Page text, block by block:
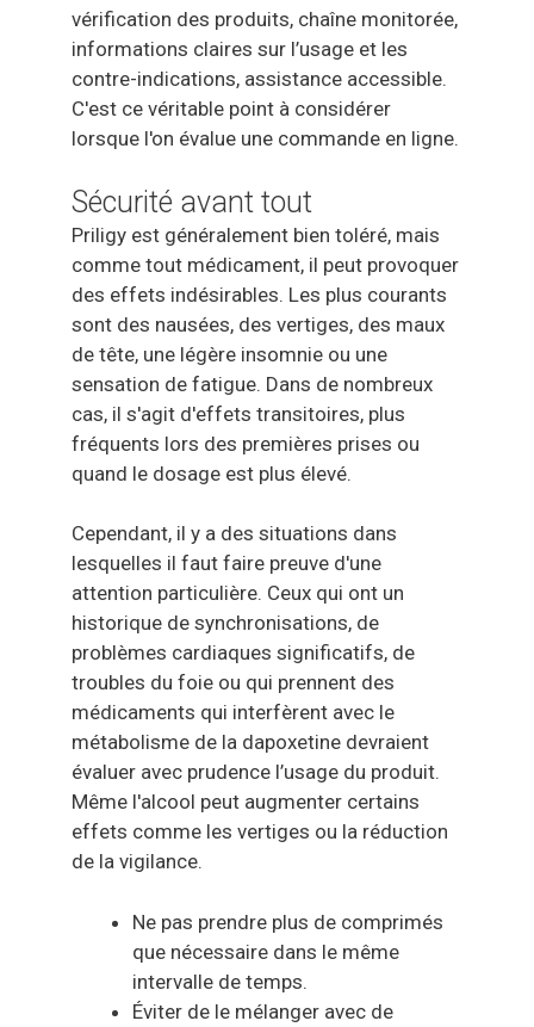
vérification des produits, chaîne monitorée,
informations claires sur l’usage et les
contre-indications, assistance accessible.
C'est ce véritable point à considérer
lorsque l'on évalue une commande en ligne.
Sécurité avant tout
Priligy est généralement bien toléré, mais
comme tout médicament, il peut provoquer
des effets indésirables. Les plus courants
sont des nausées, des vertiges, des maux
de tête, une légère insomnie ou une
sensation de fatigue. Dans de nombreux
cas, il s'agit d'effets transitoires, plus
fréquents lors des premières prises ou
quand le dosage est plus élevé.
Cependant, il y a des situations dans
lesquelles il faut faire preuve d'une
attention particulière. Ceux qui ont un
historique de synchronisations, de
problèmes cardiaques significatifs, de
troubles du foie ou qui prennent des
médicaments qui interfèrent avec le
métabolisme de la dapoxetine devraient
évaluer avec prudence l’usage du produit.
Même l'alcool peut augmenter certains
effets comme les vertiges ou la réduction
de la vigilance.
Ne pas prendre plus de comprimés
que nécessaire dans le même
intervalle de temps.
Éviter de le mélanger avec de